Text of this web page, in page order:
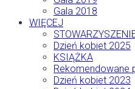
Gala 2018
WIĘCEJ
Dzień kobiet 2025
KSIĄŻKA
Rekomendowane
Dzień kobiet 2023